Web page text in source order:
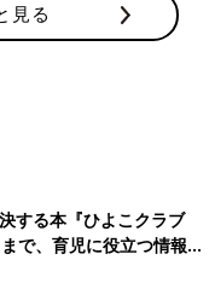
見る
する本『ひよこクラブ
で、育児に役立つ情報が